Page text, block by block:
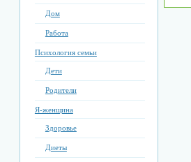
Дом
Работа
Психология семьи
Дети
Родители
Я-женщина
Здоровье
Диеты